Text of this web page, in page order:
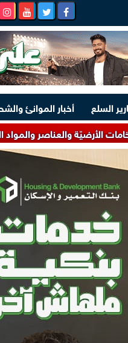
السلع
أخبار الموانئ
والعناصر والمواد النادرة